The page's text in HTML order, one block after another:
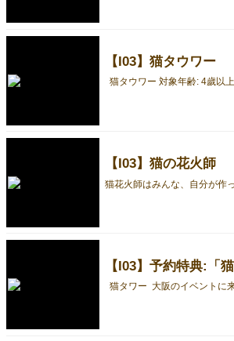
【I03】猫タウワー
【I03】猫の花火師